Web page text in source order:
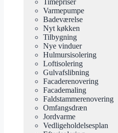
Varmepumpe
Badeværelse
Nyt køkken
Tilbygning
Nye vinduer
Hulmursisolering
Loftisolering
Gulvafslibning
Facaderenovering
Facademaling
Faldstammerenovering
Omfangsdræn
Jordvarme
Vedligeholdelsesplan